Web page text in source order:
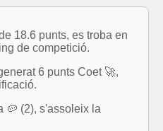
18.6 punts, es troba en
de competició.
6 punts Coet 🚀,
🥔 (2), s'assoleix la